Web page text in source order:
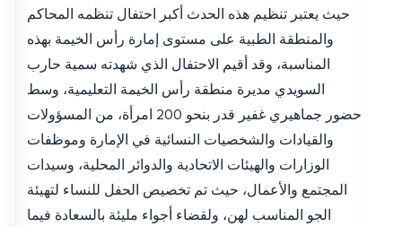
حيث يعتبر تنظيم هذه الحدث أكبر احتفال تنظمه المحاكم
والمنطقة الطبية على مستوى إمارة رأس الخيمة بهذه
المناسبة، وقد أقيم الاحتفال الذي شهدته سمية حارب
السويدي مديرة منطقة رأس الخيمة التعليمية، وسط
حضور جماهيري غفير قدر بنحو 200 امرأة، من المسؤولات
والقيادات والشخصيات النسائية في الإمارة وموظفات
الوزارات والهيئات الاتحادية والدوائر المحلية، وسيدات
المجتمع والأعمال، حيث تم تخصيص الحفل للنساء لتهيئة
الجو المناسب لهن، ولقضاء أجواء مليئة بالسعادة فيما